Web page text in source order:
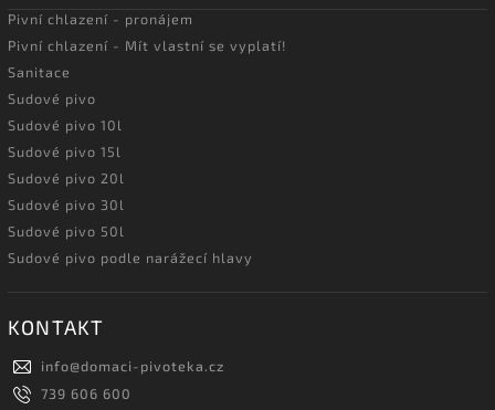
Pivní chlazení - pronájem
Pivní chlazení - Mít vlastní se vyplatí!
Sanitace
Sudové pivo
Sudové pivo 10l
Sudové pivo 15l
Sudové pivo 20l
Sudové pivo 30l
Sudové pivo 50l
Sudové pivo podle narážecí hlavy
KONTAKT
info@domaci-pivoteka.cz
739 606 600